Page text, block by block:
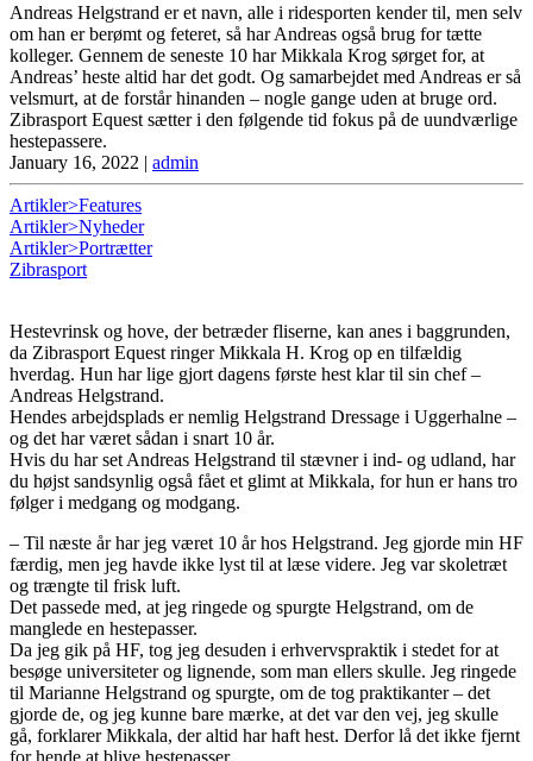
Andreas Helgstrand er et navn, alle i ridesporten kender til, men selv
om han er berømt og feteret, så har Andreas også brug for tætte
kolleger. Gennem de seneste 10 har Mikkala Krog sørget for, at
Andreas’ heste altid har det godt. Og samarbejdet med Andreas er så
velsmurt, at de forstår hinanden – nogle gange uden at bruge ord.
Zibrasport Equest sætter i den følgende tid fokus på de uundværlige
hestepassere.
January 16, 2022 | admin
Artikler>Features
Artikler>Nyheder
Artikler>Portrætter
Zibrasport
Hestevrinsk og hove, der betræder fliserne, kan anes i baggrunden,
da Zibrasport Equest ringer Mikkala H. Krog op en tilfældig
hverdag. Hun har lige gjort dagens første hest klar til sin chef –
Andreas Helgstrand.
Hendes arbejdsplads er nemlig Helgstrand Dressage i Uggerhalne –
og det har været sådan i snart 10 år.
Hvis du har set Andreas Helgstrand til stævner i ind- og udland, har
du højst sandsynlig også fået et glimt at Mikkala, for hun er hans tro
følger i medgang og modgang.
– Til næste år har jeg været 10 år hos Helgstrand. Jeg gjorde min HF
færdig, men jeg havde ikke lyst til at læse videre. Jeg var skoletræt
og trængte til frisk luft.
Det passede med, at jeg ringede og spurgte Helgstrand, om de
manglede en hestepasser.
Da jeg gik på HF, tog jeg desuden i erhvervspraktik i stedet for at
besøge universiteter og lignende, som man ellers skulle. Jeg ringede
til Marianne Helgstrand og spurgte, om de tog praktikanter – det
gjorde de, og jeg kunne bare mærke, at det var den vej, jeg skulle
gå, forklarer Mikkala, der altid har haft hest. Derfor lå det ikke fjernt
for hende at blive hestepasser.